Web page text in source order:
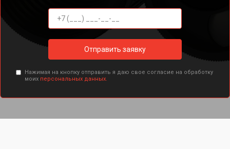
Отправить заявку
Нажимая на кнопку отправить я даю свое согласие на обработку
моих персональных данных.